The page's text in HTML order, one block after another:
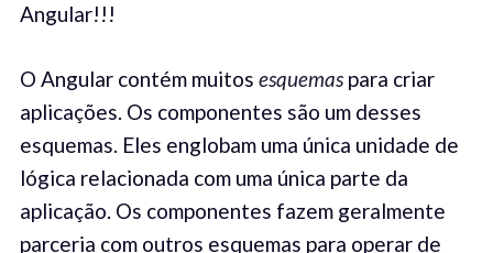
Angular!!!
O Angular contém muitos esquemaspara criar
aplicações. Os componentes são um desses
esquemas. Eles englobam uma única unidade de
lógica relacionada com uma única parte da
aplicação. Os componentes fazem geralmente
parceria com outros esquemas para operar de